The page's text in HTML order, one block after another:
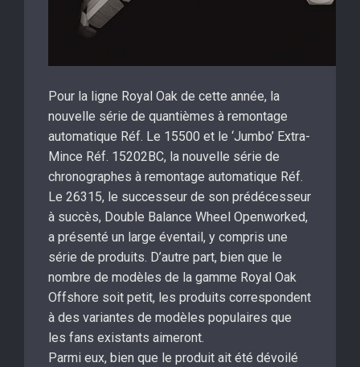
Pour la ligne Royal Oak de cette année, la
nouvelle série de quantièmes à remontage
automatique Réf. Le 15500 et le ‘Jumbo’ Extra-
Mince Réf. 15202BC, la nouvelle série de
chronographes à remontage automatique Réf.
Le 26315, le successeur de son prédécesseur
à succès, Double Balance Wheel Openworked,
a présenté un large éventail, y compris une
série de produits. D’autre part, bien que le
nombre de modèles de la gamme Royal Oak
Offshore soit petit, les produits correspondent
à des variantes de modèles populaires que
les fans existants aimeront.
Parmi eux, bien que le produit ait été dévoilé